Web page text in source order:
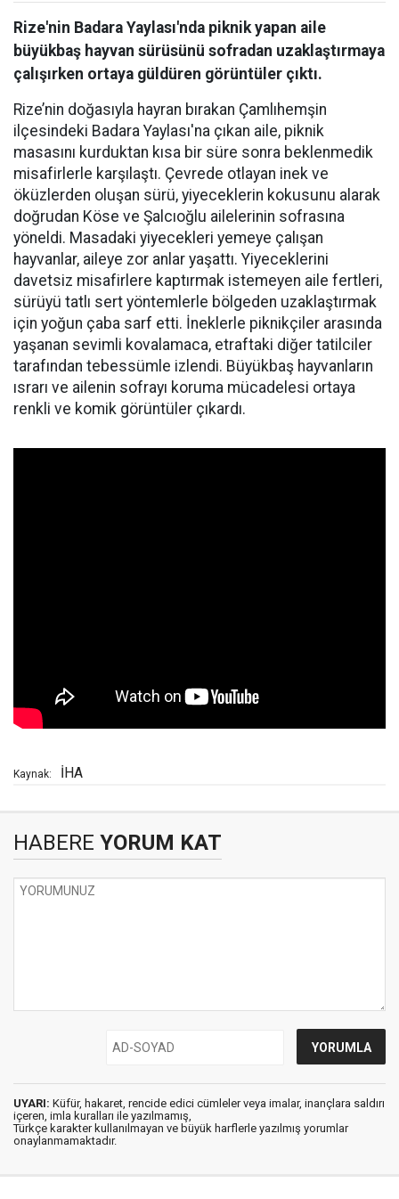
Rize'nin Badara Yaylası'nda piknik yapan aile
büyükbaş hayvan sürüsünü sofradan uzaklaştırmaya
çalışırken ortaya güldüren görüntüler çıktı.
Rize’nin doğasıyla hayran bırakan Çamlıhemşin
ilçesindeki Badara Yaylası'na çıkan aile, piknik
masasını kurduktan kısa bir süre sonra beklenmedik
misafirlerle karşılaştı. Çevrede otlayan inek ve
öküzlerden oluşan sürü, yiyeceklerin kokusunu alarak
doğrudan Köse ve Şalcıoğlu ailelerinin sofrasına
yöneldi. Masadaki yiyecekleri yemeye çalışan
hayvanlar, aileye zor anlar yaşattı. Yiyeceklerini
davetsiz misafirlere kaptırmak istemeyen aile fertleri,
sürüyü tatlı sert yöntemlerle bölgeden uzaklaştırmak
için yoğun çaba sarf etti. İneklerle piknikçiler arasında
yaşanan sevimli kovalamaca, etraftaki diğer tatilciler
tarafından tebessümle izlendi. Büyükbaş hayvanların
ısrarı ve ailenin sofrayı koruma mücadelesi ortaya
renkli ve komik görüntüler çıkardı.
Kaynak: İHA
HABERE YORUM KAT
UYARI: Küfür, hakaret, rencide edici cümleler veya imalar, inançlara saldırı
içeren, imla kuralları ile yazılmamış,
Türkçe karakter kullanılmayan ve büyük harflerle yazılmış yorumlar
onaylanmamaktadır.